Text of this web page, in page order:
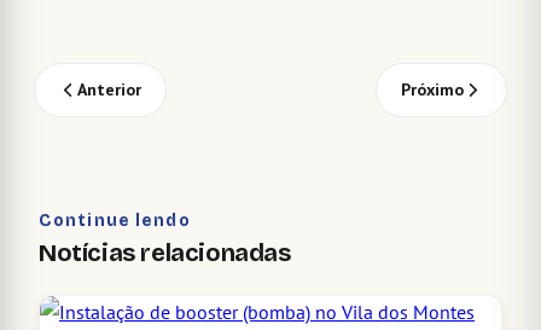
Anterior Próximo
Continue lendo
Notícias relacionadas